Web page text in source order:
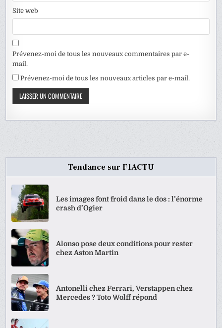
Site web
Prévenez-moi de tous les nouveaux commentaires par e-
mail.
Prévenez-moi de tous les nouveaux articles par e-mail.
Tendance sur F1ACTU
Les images font froid dans le dos : l’énorme
crash d’Ogier
Alonso pose deux conditions pour rester
chez Aston Martin
Antonelli chez Ferrari, Verstappen chez
Mercedes ? Toto Wolff répond